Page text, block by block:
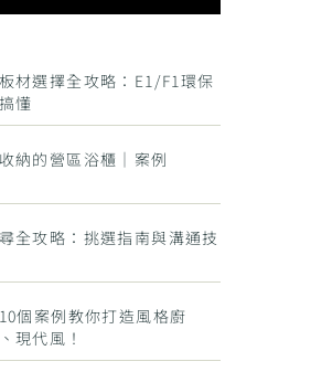
材選擇全攻略：E1/F1環保
懂
納的營區浴櫃｜案例
全攻略：挑選指南與溝通技
個案例教你打造風格廚
現代風！